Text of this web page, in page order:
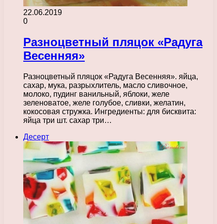
22.06.2019
0
Разноцветный пляцок «Радуга
Весенняя»
Разноцветный пляцок «Радуга Весенняя». яйца,
сахар, мука, разрыхлитель, масло сливочное,
молоко, пудинг ванильный, яблоки, желе
зеленоватое, желе голубое, сливки, желатин,
кокосовая стружка. Ингредиенты: для бисквита:
яйца три шт. сахар три…
Десерт